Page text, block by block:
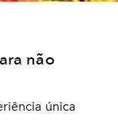
não
única